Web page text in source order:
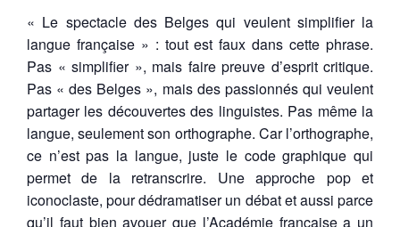
« Le spectacle des Belges qui veulent simplifier la
langue française » : tout est faux dans cette phrase.
Pas « simplifier », mais faire preuve d’esprit critique.
Pas « des Belges », mais des passionnés qui veulent
partager les découvertes des linguistes. Pas même la
langue, seulement son orthographe. Car l’orthographe,
ce n’est pas la langue, juste le code graphique qui
permet de la retranscrire. Une approche pop et
iconoclaste, pour dédramatiser un débat et aussi parce
qu’il faut bien avouer que l’Académie française a un